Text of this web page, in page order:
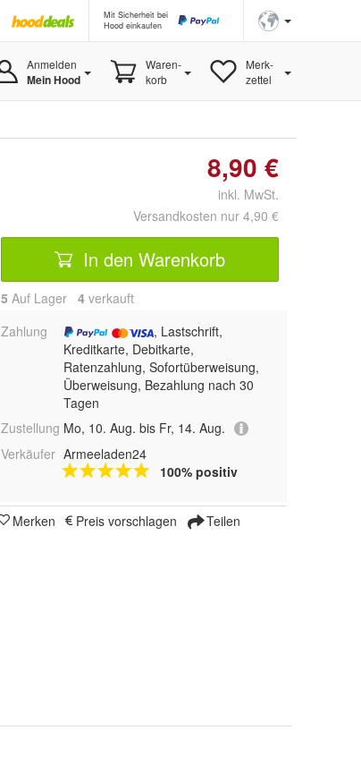
Mit Sicherheit bei
Hood einkaufen
Anmelden
Mein Hood
Waren-
korb
Merk-
zettel
8,90 €
inkl. MwSt.
Versandkosten nur 4,90 €
In den Warenkorb
5 Auf Lager 4 verkauft
Zahlung
, Lastschrift,
Kreditkarte, Debitkarte,
Ratenzahlung, Sofortüberweisung,
Überweisung, Bezahlung nach 30
Tagen
Zustellung Mo, 10. Aug. bis Fr, 14. Aug.
Verkäufer Armeeladen24
100% positiv
Merken Preis vorschlagen Teilen